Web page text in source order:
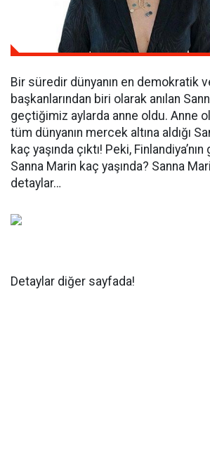
Bir süredir dünyanın en demokratik
başkanlarından biri olarak anılan
geçtiğimiz aylarda anne oldu. Anne
tüm dünyanın mercek altına aldığı
kaç yaşında çıktı! Peki,
Sanna Marin kaç yaşında? Sanna
detaylar…
Detaylar diğer sayfada!